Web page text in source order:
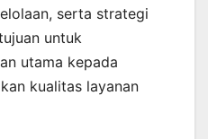
serta strategi
untuk
utama kepada
kualitas layanan